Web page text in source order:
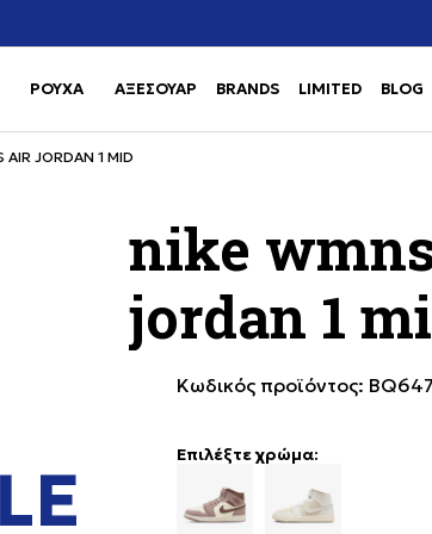
Use shift+Enter to open or close
ΡΟΥΧΑ Use shift+Enter to open or close
ΑΞΕΣΟΥΑΡ BRANDS LIMITED BLOG
AIR JORDAN 1 MID
nike
jordan 1
Κωδικός προϊόντος:
Επιλέξτε χρώμα: